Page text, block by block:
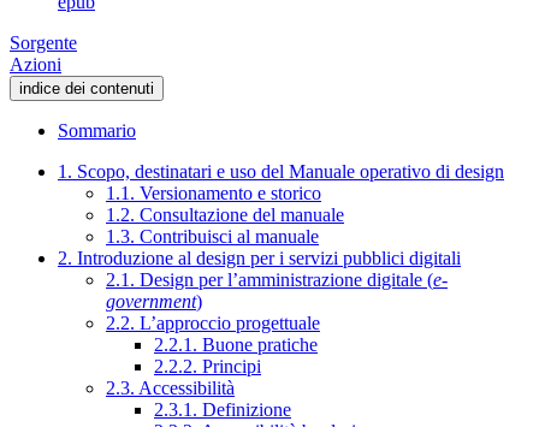
Sorgente
Azioni
indice dei contenuti
Sommario
1. Scopo, destinatari e uso del Manuale operativo di design
1.1. Versionamento e storico
1.2. Consultazione del manuale
1.3. Contribuisci al manuale
2. Introduzione al design per i servizi pubblici digitali
2.1. Design per l’amministrazione digitale (e-
government)
2.2. L’approccio progettuale
2.2.1. Buone pratiche
2.2.2. Principi
2.3. Accessibilità
2.3.1. Definizione